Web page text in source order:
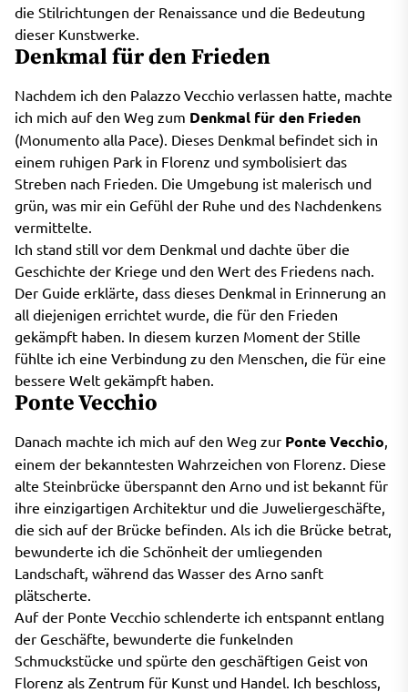
die Stilrichtungen der Renaissance und die Bedeutung
dieser Kunstwerke.
Denkmal für den Frieden
Nachdem ich den Palazzo Vecchio verlassen hatte, machte
ich mich auf den Weg zum Denkmal für den Frieden
(Monumento alla Pace). Dieses Denkmal befindet sich in
einem ruhigen Park in Florenz und symbolisiert das
Streben nach Frieden. Die Umgebung ist malerisch und
grün, was mir ein Gefühl der Ruhe und des Nachdenkens
vermittelte.
Ich stand still vor dem Denkmal und dachte über die
Geschichte der Kriege und den Wert des Friedens nach.
Der Guide erklärte, dass dieses Denkmal in Erinnerung an
all diejenigen errichtet wurde, die für den Frieden
gekämpft haben. In diesem kurzen Moment der Stille
fühlte ich eine Verbindung zu den Menschen, die für eine
bessere Welt gekämpft haben.
Ponte Vecchio
Danach machte ich mich auf den Weg zur Ponte Vecchio
einem der bekanntesten Wahrzeichen von Florenz. Diese
alte Steinbrücke überspannt den Arno und ist bekannt für
ihre einzigartigen Architektur und die Juweliergeschäfte,
die sich auf der Brücke befinden. Als ich die Brücke betrat,
bewunderte ich die Schönheit der umliegenden
Landschaft, während das Wasser des Arno sanft
plätscherte.
Auf der Ponte Vecchio schlenderte ich entspannt entlang
der Geschäfte, bewunderte die funkelnden
Schmuckstücke und spürte den geschäftigen Geist von
Florenz als Zentrum für Kunst und Handel. Ich beschloss,